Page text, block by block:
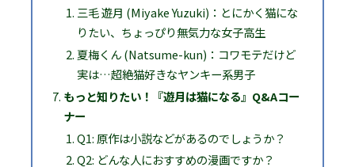
三毛 遊月 (Miyake Yuzuki)：とにかく猫にな
りたい、ちょっぴり無気力な女子高生
夏梅くん (Natsume-kun)：コワモテだけど
実は…超絶猫好きなヤンキー系男子
もっと知りたい！『遊月は猫になる』Q&Aコー
ナー
Q1: 原作は小説などがあるのでしょうか？
Q2: どんな人におすすめの漫画ですか？